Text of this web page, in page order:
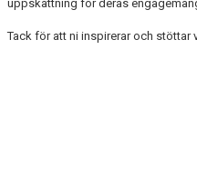
uppskattning för deras
Tack för att ni inspirerar och stöttar